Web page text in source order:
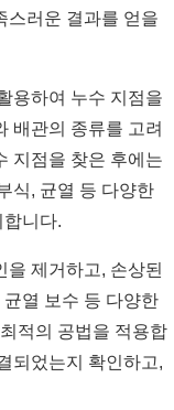
스러운 결과를 얻을
용하여 누수 지점을
배관의 종류를 고려
지점을 찾은 후에는
식, 균열 등 다양한
니다.
제거하고, 손상된
열 보수 등 다양한
적의 공법을 적용합
되었는지 확인하고,